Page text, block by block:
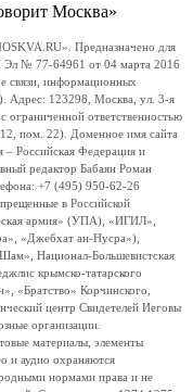
Москва»
Предназначено для
Эл № 77-64961 от 04 марта 2016
связи, информационных
Адрес: 123298, Москва, ул. 3-я
ответственностью
пом. 22). Доменное имя сайта
Российская Федерация и
редактор Бабаян Роман
+7 (495) 950-62-26
в Российской
армия» (УПА), «ИГИЛ»,
«Джебхат ан-Нусра»),
Национал-Большевистская
крымско-татарского
«Братство» Корчинского,
центр Свидетелей Иеговы
организации.
материалы, элементы
и аудио охраняются
нормами права и не